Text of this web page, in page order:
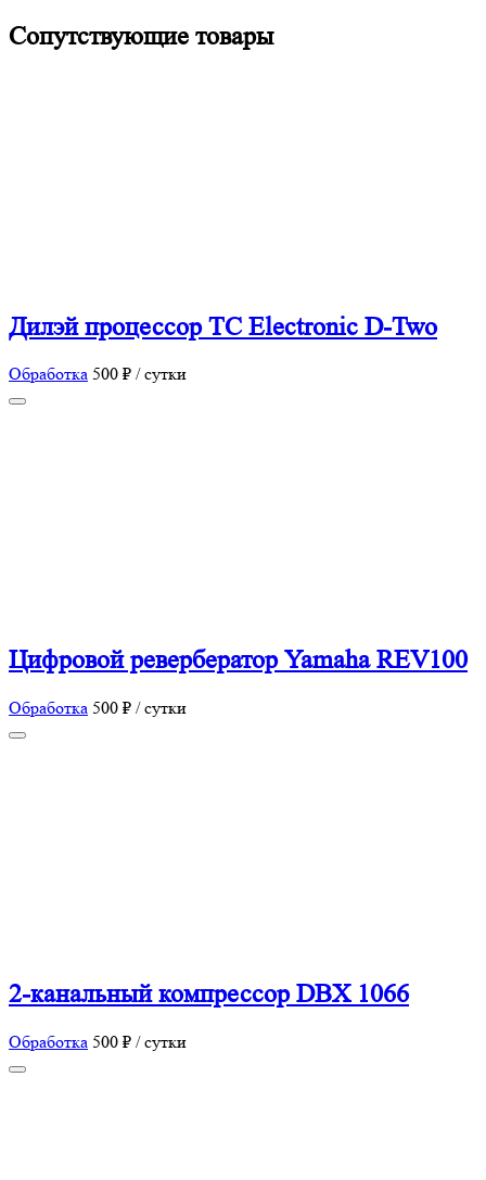
Сопутствующие товары
Дилэй процессор TC Electronic D-Two
Обработка 500 ₽ / сутки
Цифровой ревербератор Yamaha REV100
Обработка 500 ₽ / сутки
2-канальный компрессор DBX 1066
Обработка 500 ₽ / сутки